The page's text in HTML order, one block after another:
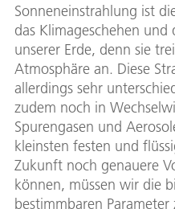
Sonneneinstrahlung ist
das Klimageschehen
unserer Erde, denn sie
Atmosphäre an. Diese
allerdings sehr
zudem noch in
Spurengasen und
kleinsten festen und
Zukunft noch genauere
können, müssen wir die
bestimmbaren